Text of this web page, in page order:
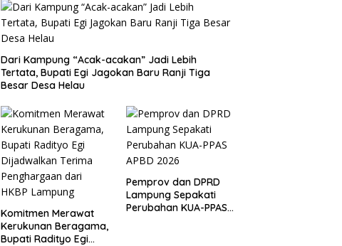
Dari Kampung “Acak-acakan” Jadi Lebih
Tertata, Bupati Egi Jagokan Baru Ranji Tiga
Besar Desa Helau
Komitmen Merawat
Kerukunan Beragama,
Bupati Radityo Egi
Pemprov dan DPRD
Lampung Sepakati
Perubahan KUA-PPAS